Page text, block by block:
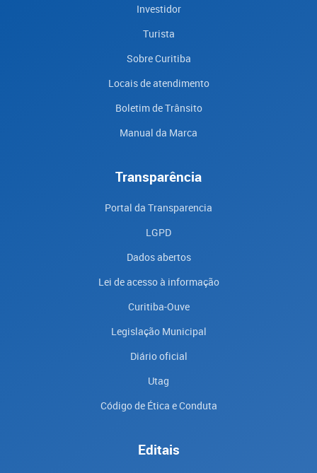
Investidor
Turista
Sobre Curitiba
Locais de atendimento
Boletim de Trânsito
Manual da Marca
Transparência
Portal da Transparencia
LGPD
Dados abertos
Lei de acesso à informação
Curitiba-Ouve
Legislação Municipal
Diário oficial
Utag
Código de Ética e Conduta
Editais